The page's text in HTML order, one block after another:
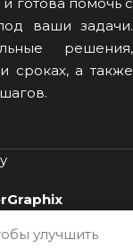
ваши задачи.
решения,
сроках, а также
улучшить